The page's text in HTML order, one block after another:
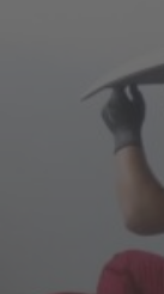
Kevin
Gmünd